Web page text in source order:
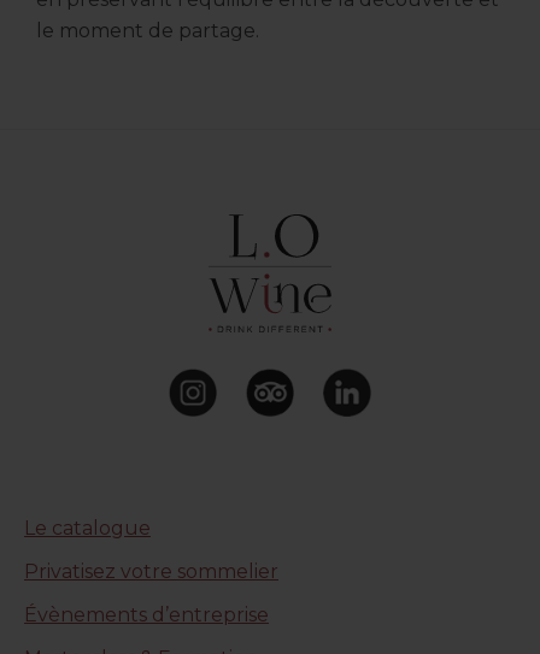
le moment de partage.
Le catalogue
Privatisez votre sommelier
Évènements d’entreprise